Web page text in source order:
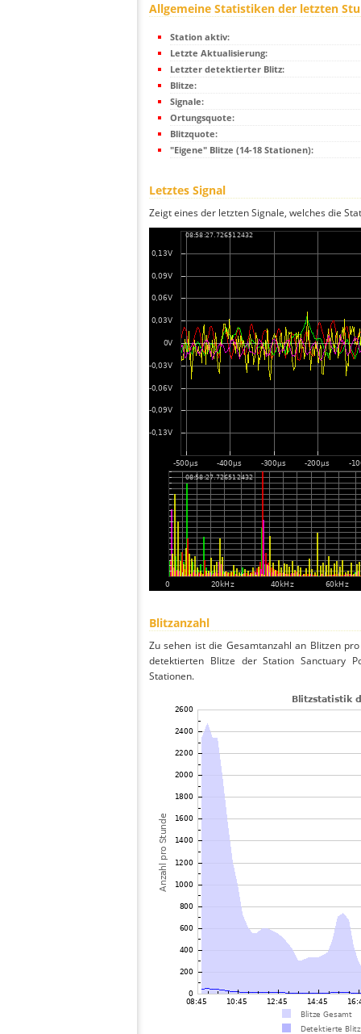
Allgemeine Statistiken der letzten
Station aktiv:
Letzte Aktualisierung:
Letzter detektierter Blitz:
Blitze:
Signale:
Ortungsquote:
Blitzquote:
"Eigene" Blitze (14-18 Stationen):
Letztes Signal
Zeigt eines der letzten Signale, welches die
Blitzanzahl
Zu sehen ist die Gesamtanzahl an Blitzen
detektierten Blitze der Station Sanctuary
Stationen.